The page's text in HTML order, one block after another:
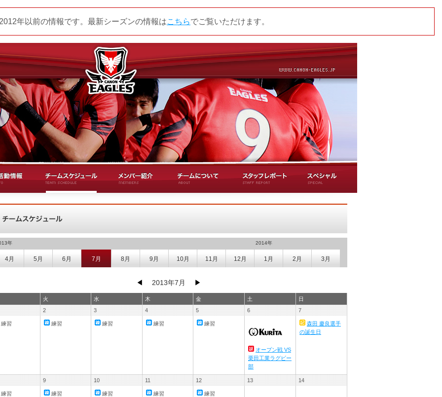
年以前の情報です。最新シーズンの情報はこちらでご覧いただけます。
年 2014年
4月 5月 6月 7月 8月 9月 10月 11月 12月 1月 2月 3月
◀ 2013年7月 ▶
火 水 木 金 土
日
練習
2
練習
3
練習
4
練習
5
練習
6
オープン戦 VS
栗田工業ラグビー
部
7
森田 慶良選手
の誕生日
練習
9
練習
10
練習
11
練習
12
練習
13 14